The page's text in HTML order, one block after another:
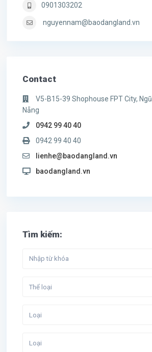
0901303202
nguyennam@baodangland.vn
Contact
V5-B15-39 Shophouse FPT City,
Nẵng
0942 99 40 40
0942 99 40 40
lienhe@baodangland.vn
baodangland.vn
Tìm kiếm:
Thể loại
Loại
Loại